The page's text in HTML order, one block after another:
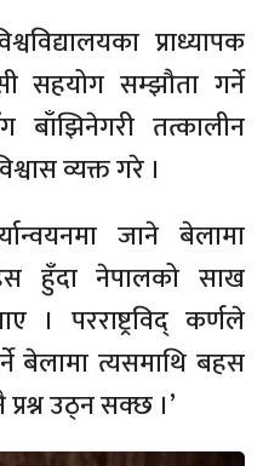
प्राध्यापक
सहयोग सम्झौता गर्ने
बाँझिनेगरी तत्कालीन
व्यक्त गरे ।
जाने बेलामा
हुँदा नेपालको साख
। परराष्ट्रविद् कर्णले
बेलामा त्यसमाथि बहस
प्रश्न उठ्न सक्छ ।’